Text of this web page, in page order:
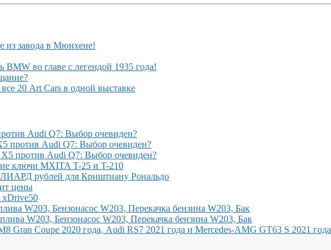
из завода в Мюнхене!
BMW во главе с легендой 1935 года!
20 Art Cars в одной выставке
Audi Q7: Выбор очевиден?
против Audi Q7: Выбор очевиден?
против Audi Q7: Выбор очевиден?
ключи MXITA T-25 и T-210
рублей для Криштиану Рональдо
цены
W203, Бензонасос W203, Перекачка бензина W203, Бак
W203, Бензонасос W203, Перекачка бензина W203, Бак
Gran Coupe 2020 года, Audi RS7 2021 года и Mercedes-AMG GT63 S 2021 года